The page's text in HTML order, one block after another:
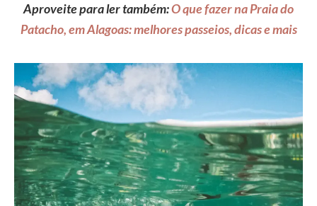
Aproveite para ler também:O que fazer na Praia do
Patacho, em Alagoas: melhores passeios, dicas e mais